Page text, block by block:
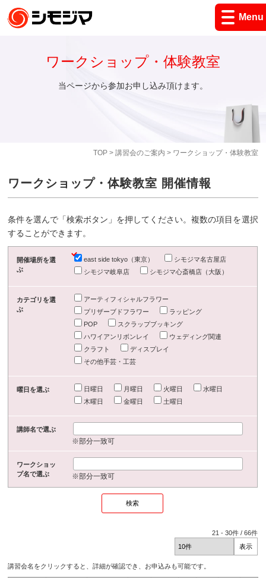
Menu
TOP> 講習会のご案内 > ワークショップ・体験教室
ワークショップ・体験教室
当ページから参加お申し込み頂けます。
ワークショップ・体験教室 開催情報
条件を選んで「検索ボタン」を押してください。複数の項目を選択
することができます。
開催場所を選
ぶ
east side tokyo（東京）
シモジマ名古屋店
シモジマ岐阜店
シモジマ心斎橋店（大阪）
カテゴリを選
ぶ
アーティフィシャルフラワー
プリザーブドフラワー
ラッピング
POP
スクラップブッキング
ハワイアンリボンレイ
ウェディング関連
クラフト
ディスプレイ
その他手芸・工芸
曜日を選ぶ 日曜日 月曜日 火曜日
水曜日
木曜日
金曜日 土曜日
講師名で選ぶ
※部分一致可
ワークショッ
プ名で選ぶ
※部分一致可
21 -30件 /66件
講習会名をクリックすると、詳細が確認でき、お申込みも可能です。